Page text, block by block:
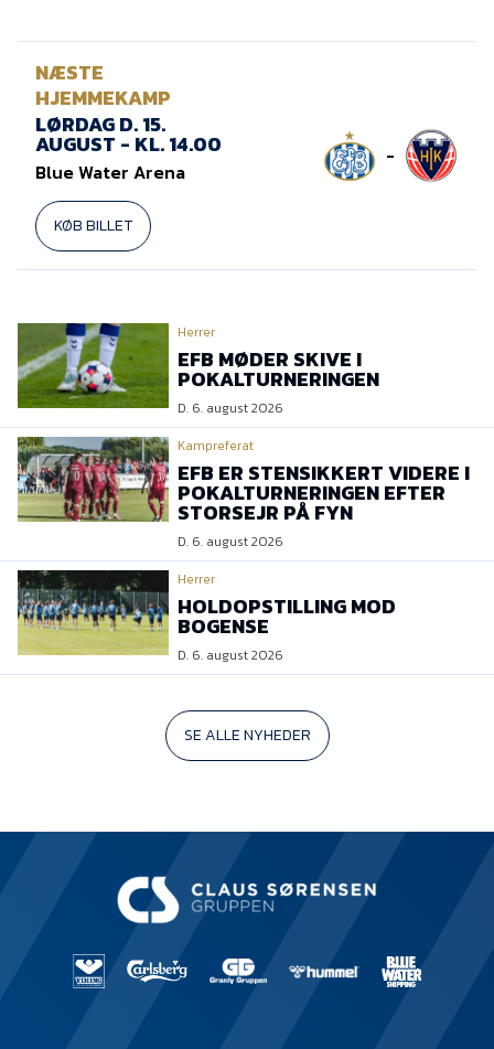
NÆSTE
HJEMMEKAMP
LØRDAG D. 15.
AUGUST - KL. 14.00
Blue Water Arena
KØB BILLET
-
Herrer
EFB MØDER SKIVE I
POKALTURNERINGEN
D. 6. august 2026
Kampreferat
EFB ER STENSIKKERT VIDERE I
POKALTURNERINGEN EFTER
STORSEJR PÅ FYN
D. 6. august 2026
Herrer
HOLDOPSTILLING MOD
BOGENSE
D. 6. august 2026
SE ALLE NYHEDER